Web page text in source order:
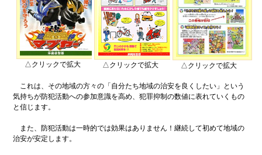
△クリックで拡大 △クリックで拡大 △クリックで拡大
これは、その地域の方々の「自分たち地域の治安を良くしたい」という
気持ちが防犯活動への参加意識を高め、犯罪抑制の数値に表れていくもの
と信じます。
また、防犯活動は一時的では効果はありません！継続して初めて地域の
治安が安定します。